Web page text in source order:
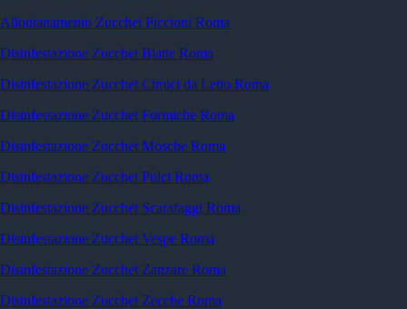
Allontanamento Zucchet Piccioni Roma
Disinfestazione Zucchet Blatte Roma
Disinfestazione Zucchet Cimici da Letto Roma
Disinfestazione Zucchet Formiche Roma
Disinfestazione Zucchet Mosche Roma
Disinfestazione Zucchet Pulci Roma
Disinfestazione Zucchet Scarafaggi Roma
Disinfestazione Zucchet Vespe Roma
Disinfestazione Zucchet Zanzare Roma
Disinfestazione Zucchet Zecche Roma